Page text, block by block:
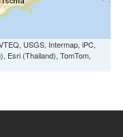
USGS, Intermap, iPC,
Esri (Thailand), TomTom,